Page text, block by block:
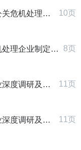
海战略研究报告 10页
生产力战略研究报告 8页
战略咨询报告 11页
战略咨询报告 11页